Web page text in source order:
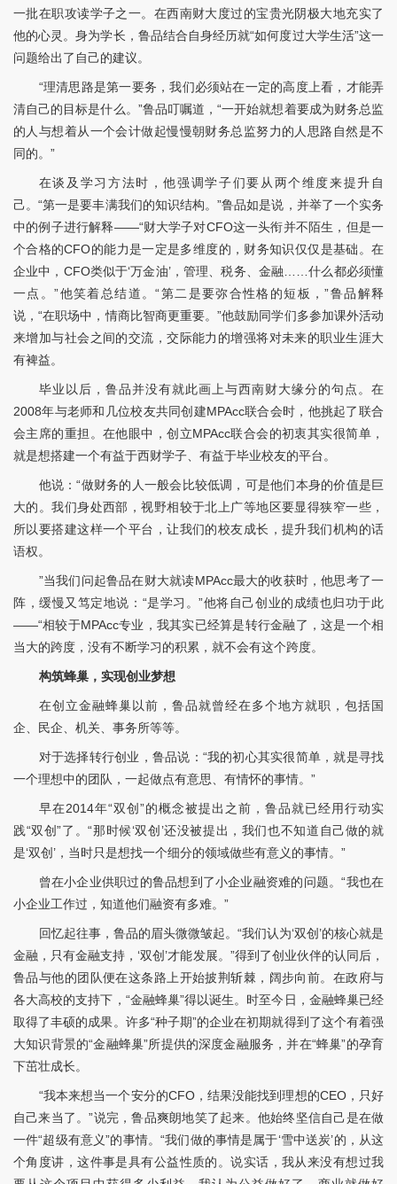
一批在职攻读学子之一。在西南财大度过的宝贵光阴极大地充实了
他的心灵。身为学长，鲁品结合自身经历就“如何度过大学生活”这一
问题给出了自己的建议。
“理清思路是第一要务，我们必须站在一定的高度上看，才能弄
清自己的目标是什么。”鲁品叮嘱道，“一开始就想着要成为财务总监
的人与想着从一个会计做起慢慢朝财务总监努力的人思路自然是不
同的。”
在谈及学习方法时，他强调学子们要从两个维度来提升自
己。“第一是要丰满我们的知识结构。”鲁品如是说，并举了一个实务
中的例子进行解释——“财大学子对CFO这一头衔并不陌生，但是一
个合格的CFO的能力是一定是多维度的，财务知识仅仅是基础。在
企业中，CFO类似于‘万金油’，管理、税务、金融……什么都必须懂
一点。”他笑着总结道。“第二是要弥合性格的短板，”鲁品解释
说，“在职场中，情商比智商更重要。”他鼓励同学们多参加课外活动
来增加与社会之间的交流，交际能力的增强将对未来的职业生涯大
有裨益。
毕业以后，鲁品并没有就此画上与西南财大缘分的句点。在
2008年与老师和几位校友共同创建MPAcc联合会时，他挑起了联合
会主席的重担。在他眼中，创立MPAcc联合会的初衷其实很简单，
就是想搭建一个有益于西财学子、有益于毕业校友的平台。
他说：“做财务的人一般会比较低调，可是他们本身的价值是巨
大的。我们身处西部，视野相较于北上广等地区要显得狭窄一些，
所以要搭建这样一个平台，让我们的校友成长，提升我们机构的话
语权。
”当我们问起鲁品在财大就读MPAcc最大的收获时，他思考了一
阵，缓慢又笃定地说：“是学习。”他将自己创业的成绩也归功于此
——“相较于MPAcc专业，我其实已经算是转行金融了，这是一个相
当大的跨度，没有不断学习的积累，就不会有这个跨度。
构筑蜂巢， 实现创业梦想
在创立金融蜂巢以前，鲁品就曾经在多个地方就职，包括国
企、民企、机关、事务所等等。
对于选择转行创业，鲁品说：“我的初心其实很简单，就是寻找
一个理想中的团队，一起做点有意思、有情怀的事情。”
早在2014年“双创”的概念被提出之前，鲁品就已经用行动实
践“双创”了。“那时候‘双创’还没被提出，我们也不知道自己做的就
是‘双创’，当时只是想找一个细分的领域做些有意义的事情。”
曾在小企业供职过的鲁品想到了小企业融资难的问题。“我也在
小企业工作过，知道他们融资有多难。”
回忆起往事，鲁品的眉头微微皱起。“我们认为‘双创’的核心就是
金融，只有金融支持，‘双创’才能发展。”得到了创业伙伴的认同后，
鲁品与他的团队便在这条路上开始披荆斩棘，阔步向前。在政府与
各大高校的支持下，“金融蜂巢”得以诞生。时至今日，金融蜂巢已经
取得了丰硕的成果。许多“种子期”的企业在初期就得到了这个有着强
大知识背景的“金融蜂巢”所提供的深度金融服务，并在“蜂巢”的孕育
下茁壮成长。
“我本来想当一个安分的CFO，结果没能找到理想的CEO，只好
自己来当了。”说完，鲁品爽朗地笑了起来。他始终坚信自己是在做
一件“超级有意义”的事情。“我们做的事情是属于‘雪中送炭’的，从这
个角度讲，这件事是具有公益性质的。说实话，我从来没有想过我